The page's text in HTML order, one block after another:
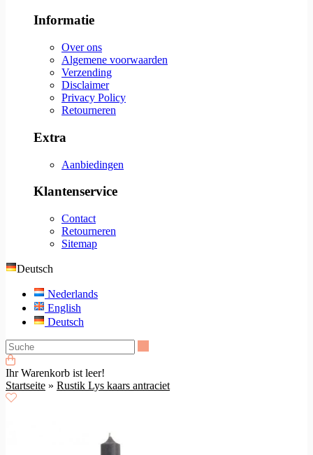
Informatie
Over ons
Algemene voorwaarden
Verzending
Disclaimer
Privacy Policy
Retourneren
Extra
Aanbiedingen
Klantenservice
Contact
Retourneren
Sitemap
Deutsch
Nederlands
English
Deutsch
Ihr Warenkorb ist leer!
Startseite » Rustik Lys kaars antraciet